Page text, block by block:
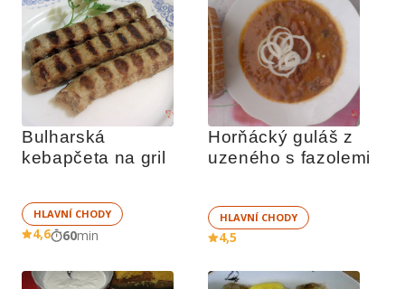
Bulharská
kebapčeta na gril
HLAVNÍ CHODY
4,6 60min
Horňácký guláš z
uzeného s fazolemi
HLAVNÍ CHODY
4,5